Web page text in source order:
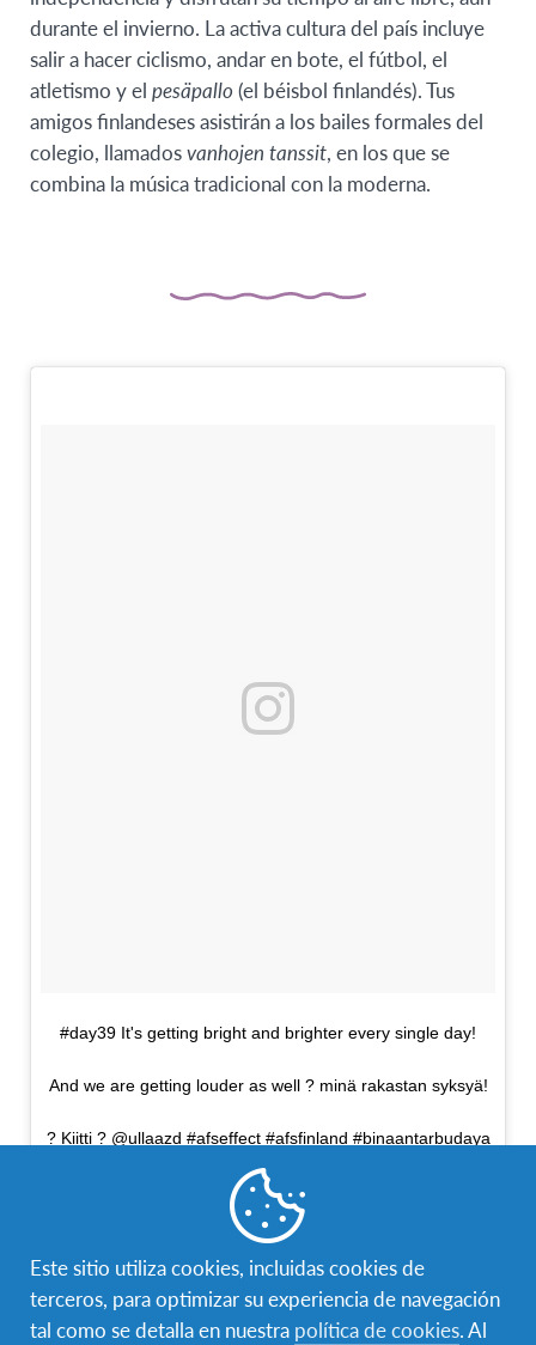
durante el invierno. La activa cultura del país incluye
salir a hacer ciclismo, andar en bote, el fútbol, el
atletismo y el pesäpallo (el béisbol finlandés). Tus
amigos finlandeses asistirán a los bailes formales del
colegio, llamadosvanhojen tanssit, en los que se
combina la música tradicional con la moderna.
#day39 It's getting bright and brighter every single day!
And we are getting louder as well ? minä rakastan syksyä!
? Kiitti ? @ullaazd #afseffect #afsfinland #binaantarbudaya
#lenterakinantinusantara #autumnvibes
Una foto publicada por alya diva (@alyaxdiva) el
Personas y Comunidad
Este sitio utiliza cookies, incluidas cookies de
terceros, para optimizar su experiencia de navegación
tal como se detalla en nuestra política de cookies. Al